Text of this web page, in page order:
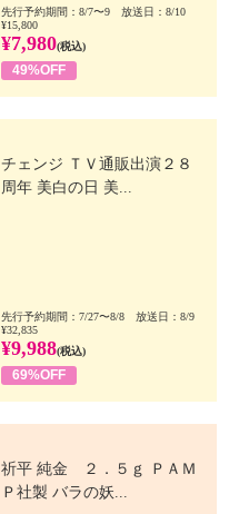
先行予約期間：8/7〜9 放送日：8/10
¥15,800
¥7,980(税込)
49%OFF
チェンジ ＴＶ通販出演２８
周年 美白の日 美...
先行予約期間：7/27〜8/8 放送日：8/9
¥32,835
¥9,988(税込)
69%OFF
祈平 純金 ２．５ｇ ＰＡＭ
Ｐ社製 バラの妖...